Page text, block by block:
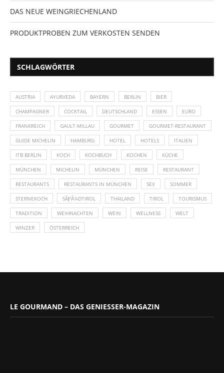
DAS NEUE WEINGRIECHENLAND
PRODUKTPROBEN ZUM VERKOSTEN SENDEN
SCHLAGWÖRTER
AUSTRIA AYURVEDA BAYERN BERLIN BIER
CHAMPAGNER COCKTAIL DEUTSCHLAND ESSEN EURO
FRANKREICH GAULT-MILLAU GOURMET GOURMET-RESTAURANT
GUIDE MICHELIN HAMBURG HOTEL HOTELS ITALIEN
ITB BERLIN KOCH KOCHBUCH KOCHEN KÜCHE
MÜNCHEN MICHELIN MÜNCHEN REISE RESTAURANT
RESTAURANTS RESTAURANTS IN MÜNCHEN SEX SOMMER
STERNEKOCH SÃƑÂ¼DTIROL THAILAND TIROL TOURISMUS
TRADITION WEIHNACHTEN WEIN WELLNESS WELT
WINZER ÖSTERREICH
LE GOURMAND – DAS GENIESSER-MAGAZIN